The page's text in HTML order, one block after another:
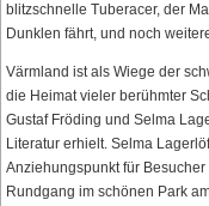
blitzschnelle Tuberacer, der
Dunklen fährt, und noch
Värmland ist als Wiege der
die Heimat vieler berühmter
Gustaf Fröding und Selma
Literatur erhielt. Selma
Anziehungspunkt für
Rundgang im schönen Park